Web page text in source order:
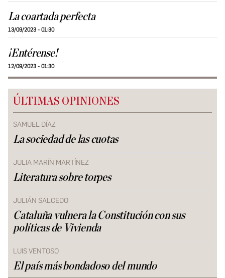
La coartada perfecta
13/09/2023 - 01:30
¡Entérense!
12/09/2023 - 01:30
ÚLTIMAS OPINIONES
SAMUEL DÍAZ
La sociedad de las cuotas
JULIA MARÍN MARTÍNEZ
Literatura sobre torpes
JULIÁN SALCEDO
Cataluña vulnera la Constitución con sus
políticas de Vivienda
LUIS VENTOSO
El país más bondadoso del mundo